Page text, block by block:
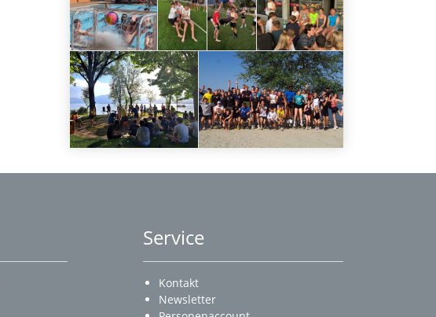
Service
Kontakt
Newsletter